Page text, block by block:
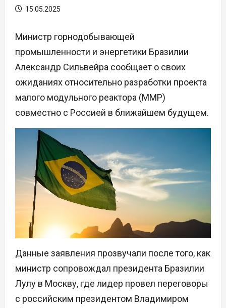
15.05.2025
Министр горнодобывающей
промышленности и энергетики Бразилии
Александр Сильвейра сообщает о своих
ожиданиях относительно разработки проекта
малого модульного реактора (ММР)
совместно с Россией в ближайшем будущем.
Данные заявления прозвучали после того, как
министр сопровождал президента Бразилии
Лулу в Москву, где лидер провел переговоры
с российским президентом Владимиром